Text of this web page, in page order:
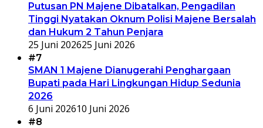
Putusan PN Majene Dibatalkan, Pengadilan
Tinggi Nyatakan Oknum Polisi Majene Bersalah
dan Hukum 2 Tahun Penjara
25 Juni 202625 Juni 2026
#7
SMAN 1 Majene Dianugerahi Penghargaan
Bupati pada Hari Lingkungan Hidup Sedunia
2026
6 Juni 202610 Juni 2026
#8